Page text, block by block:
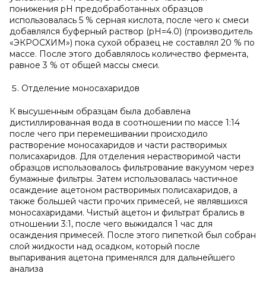
понижения pH предобработанных образцов
использовалась 5 % серная кислота, после чего к смеси
добавлялся буферный раствор (pH=4.0) (производитель
«ЭКРОСХИМ») пока сухой образец не составлял 20 % по
массе. После этого добавлялось количество фермента,
равное 3 % от общей массы смеси.
Отделение моносахаридов
К высушенным образцам была добавлена
дистиллированная вода в соотношении по массе 1:14
после чего при перемешивании происходило
растворение моносахаридов и части растворимых
полисахаридов. Для отделения нерастворимой части
образцов использовалось фильтрование вакуумом через
бумажные фильтры. Затем использовалась частичное
осаждение ацетоном растворимых полисахаридов, а
также большей части прочих примесей, не являвшихся
моносахаридами. Чистый ацетон и фильтрат брались в
отношении 3:1, после чего выжидался 1 час для
осаждения примесей. После этого пипеткой был собран
слой жидкости над осадком, который после
выпаривания ацетона применялся для дальнейшего
анализа